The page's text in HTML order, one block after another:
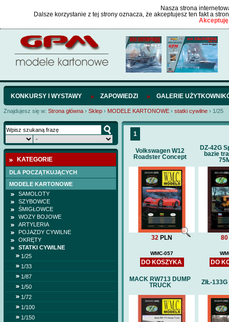
Nasza strona
Dalsze korzystanie z tej strony oznacza, że akceptujesz ten fakt a
KONKURSY I WYSTAWY ZAPOWIEDZI GALERIE
Znajdujesz się w: Strona główna › Sklep › MODELE KARTONOWE › statki cywilne › 1/25
KATEGORIE
DLA POCZĄTKUJĄCYCH
MODELE KARTONOWE
SAMOLOTY
SZYBOWCE
ŚMIGŁOWCE
WOZY BOJOWE
ARTYLERIA
POJAZDY CYWILNE
OKRĘTY
STATKI CYWILNE
1/25
1/33
1/87
1/50
1/72
1/100
1/150
1
Volkswagen W12
Roadster Concept
32 PLN
WMC-057
DO KOSZYKA
DZ-42G
bazie
80
DO
MACK RW713 DUMP
TRUCK
ZIŁ-133G